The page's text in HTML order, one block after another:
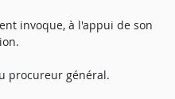
invoque, à l'appui de son
procureur général.